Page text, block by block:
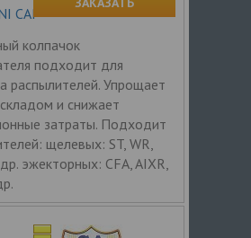
CAP
колпачок
подходит для
распылителей. Упрощает
и снижает
затраты. Подходит
щелевых: ST, WR,
эжекторных: CFA, AIXR,